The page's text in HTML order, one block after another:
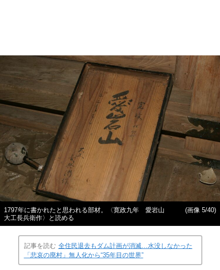
1797年に書かれたと思われる部材。〈寛政九年 愛岩山
大工長兵衛作〉と読める
(画像 5/40)
記事を読む 全住民退去もダム計画が消滅…水没しなかった
「悲哀の廃村」無人化から“35年目の世界”